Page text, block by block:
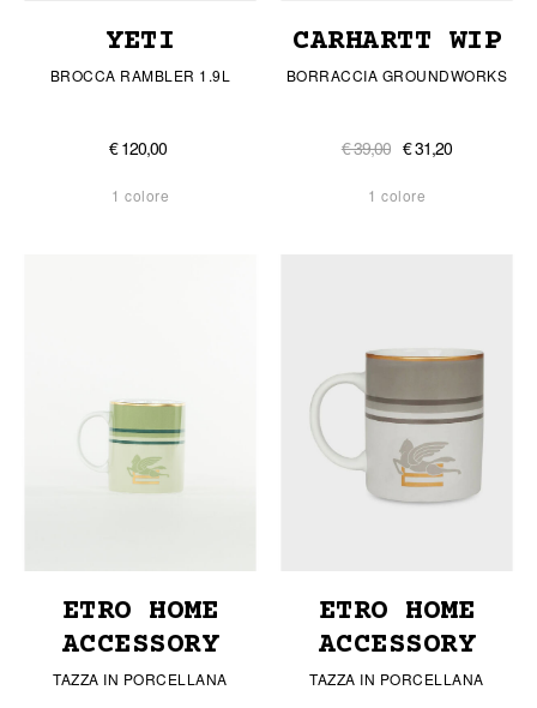
YETI
BROCCA RAMBLER 1.9L
€ 120,00
1 colore
CARHARTT WIP
BORRACCIA GROUNDWORKS
€ 39,00 € 31,20
1 colore
ETRO HOME
ACCESSORY
TAZZA IN PORCELLANA
ETRO HOME
ACCESSORY
TAZZA IN PORCELLANA